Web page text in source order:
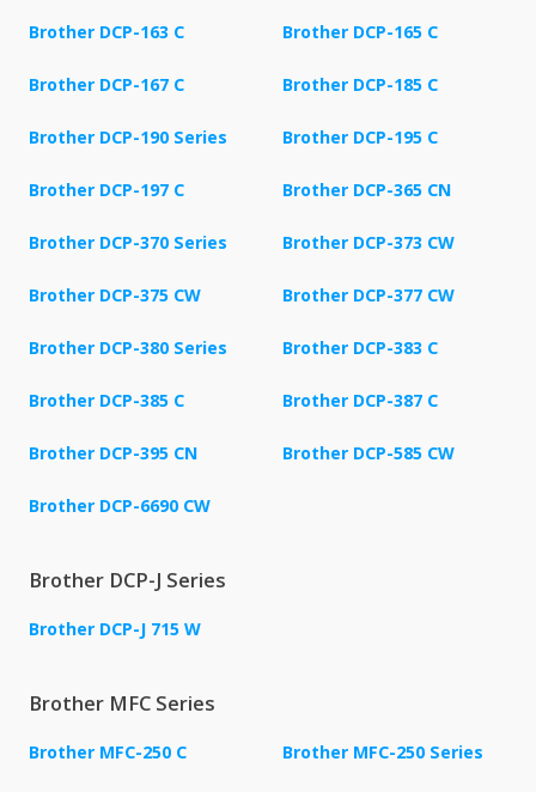
Brother DCP-163 C Brother DCP-165 C
Brother DCP-167 C Brother DCP-185 C
Brother DCP-190 Series Brother DCP-195 C
Brother DCP-197 C Brother DCP-365 CN
Brother DCP-370 Series Brother DCP-373 CW
Brother DCP-375 CW Brother DCP-377 CW
Brother DCP-380 Series Brother DCP-383 C
Brother DCP-385 C Brother DCP-387 C
Brother DCP-395 CN Brother DCP-585 CW
Brother DCP-6690 CW
Brother DCP-J Series
Brother DCP-J 715 W
Brother MFC Series
Brother MFC-250 C Brother MFC-250 Series